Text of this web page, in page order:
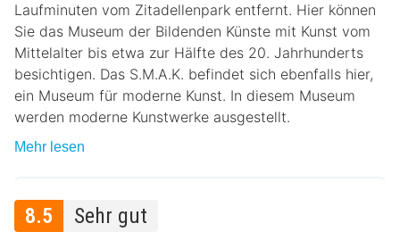
Laufminuten vom Zitadellenpark entfernt. Hier können
Sie das Museum der Bildenden Künste mit Kunst vom
Mittelalter bis etwa zur Hälfte des 20. Jahrhunderts
besichtigen. Das S.M.A.K. befindet sich ebenfalls hier,
ein Museum für moderne Kunst. In diesem Museum
werden moderne Kunstwerke ausgestellt.
Mehr lesen
8.5 Sehr gut